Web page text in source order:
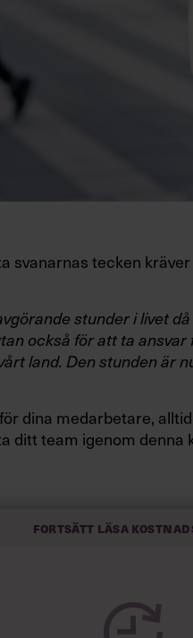
svanarnas tecken
stunder i livet
också för att ta
land. Den stunden är
dina medarbetare,
ditt team igenom denna
Elwin: Aldrig har
kallt och hjärtat
Fortsätt läsa